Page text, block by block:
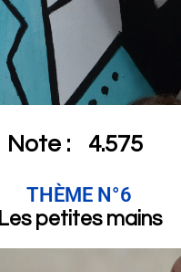
Note : 4.575
THÈME N°6
Les petites mains